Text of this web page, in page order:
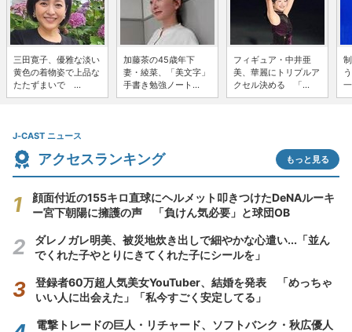
三田寛子、優雅な淡い
黄色の着物姿で上品な
たたずまいで ...
加藤茶の45歳年下
妻・綾菜、「美文字」
手書き勉強ノート...
フィギュア・中井亜
美、華麗にトリプルア
クセル決める 「...
J-CAST ニュース
アクセスランキング もっと見る
顔面付近の155キロ直球にヘルメット叩きつけたDeNAルーキ
ー宮下朝陽に擁護の声 「負けん気必要」と球団OB
ダレノガレ明美、被災地炊き出しで細やかな心遣い...「並ん
でくれた子やとりにきてくれた子にシールを」
登録者60万超人気美女YouTuber、結婚を発表 「めっちゃ
いい人に出会えた」「私今すごく安定してる」
電撃トレードの巨人・リチャード、ソフトバンク・秋広優人